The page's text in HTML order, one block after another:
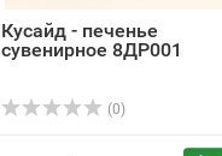
Кусайд - печенье
сувенирное 8ДР001
(0)